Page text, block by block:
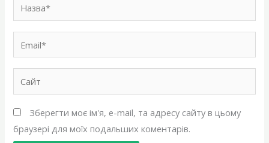
Зберегти моє ім'я, e-mail, та адресу сайту в цьому
браузері для моїх подальших коментарів.